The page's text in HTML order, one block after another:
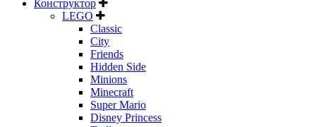
Конструктор
LEGO
Classic
City
Friends
Hidden Side
Minions
Minecraft
Super Mario
Disney Princess